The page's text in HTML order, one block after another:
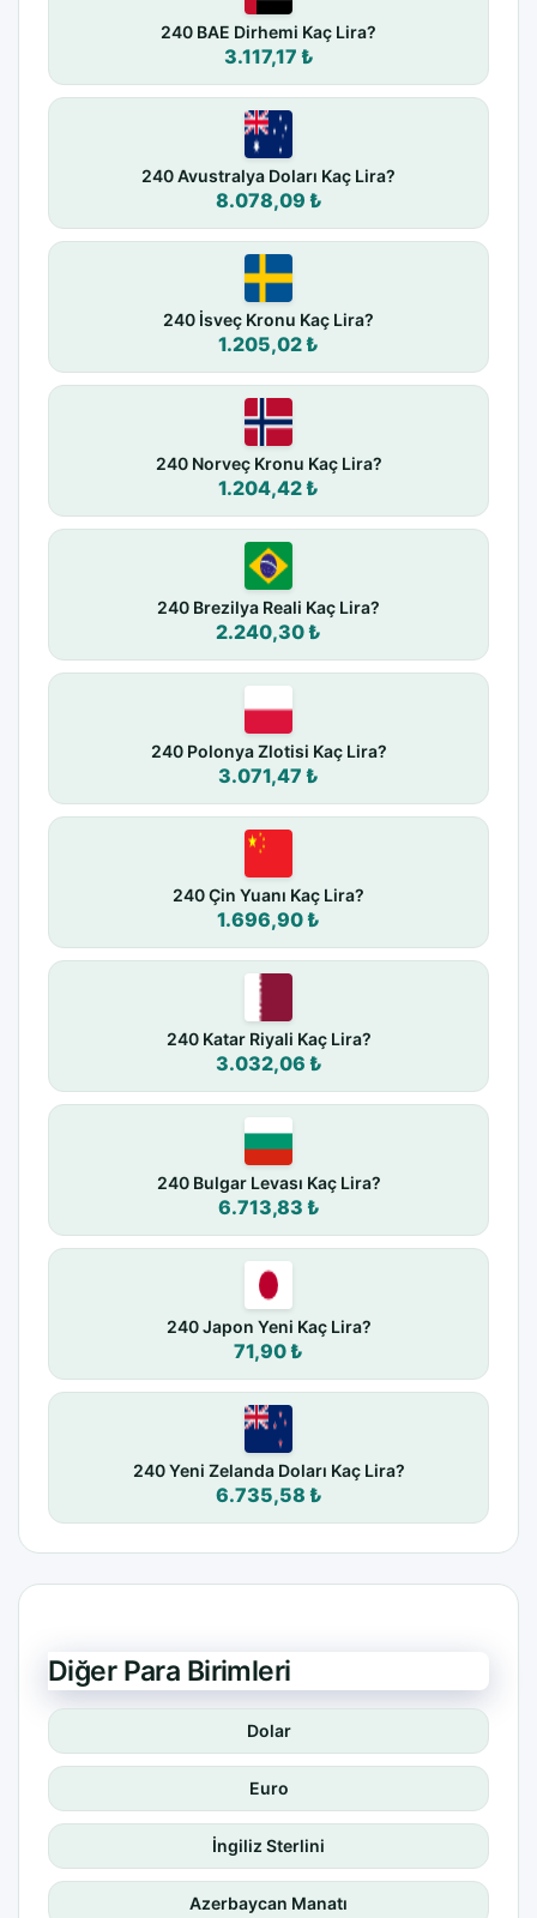
240 BAE Dirhemi Kaç Lira?
3.117,17 ₺
240 Avustralya Doları Kaç Lira?
8.078,09 ₺
240 İsveç Kronu Kaç Lira?
1.205,02 ₺
240 Norveç Kronu Kaç Lira?
1.204,42 ₺
240 Brezilya Reali Kaç Lira?
2.240,30 ₺
240 Polonya Zlotisi Kaç Lira?
3.071,47 ₺
240 Çin Yuanı Kaç Lira?
1.696,90 ₺
240 Katar Riyali Kaç Lira?
3.032,06 ₺
240 Bulgar Levası Kaç Lira?
6.713,83 ₺
240 Japon Yeni Kaç Lira?
71,90 ₺
240 Yeni Zelanda Doları Kaç Lira?
6.735,58 ₺
Diğer Para Birimleri
Dolar
Euro
İngiliz Sterlini
Azerbaycan Manatı